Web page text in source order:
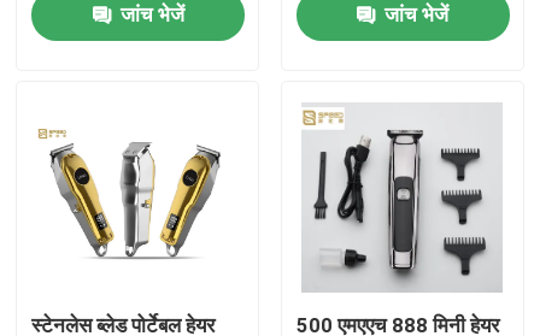
पेशेवर हेयर क्लिपर
नाई के बाल काटने वाला
ताररहित हेयर ट्रिमर
वाटरप्रूफ हेयर ट्रिमर
जांच भेजें जांच भेजें
स्टेनलेस ब्लेड पोर्टेबल हेयर 500 एमएएच 888 मिनी हेयर